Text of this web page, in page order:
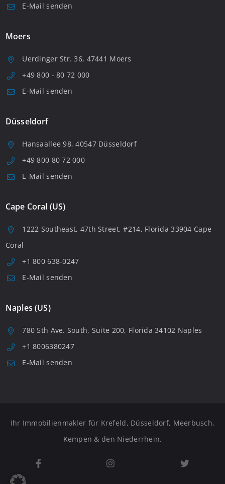
E-Mail senden
Moers
Uerdinger Str. 36, 47441 Moers
+49 800 - 80 72 000
E-Mail senden
Düsseldorf
Hansaallee 98, 40547 Düsseldorf
+49 800 80 72 000
E-Mail senden
Cape Coral (US)
1222 Southeast, 47th Street, #214, Florida 33904 Cape
Coral
+1 800 638-0247
E-Mail senden
Naples (US)
780 5th Ave. South, Suite 200, Florida 34102 Naples
+1 8006380247
E-Mail senden
Ihr Immobilienmakler für Krefeld, Düsseldorf, Meerbusch,
Kempen & den Niederrhein.